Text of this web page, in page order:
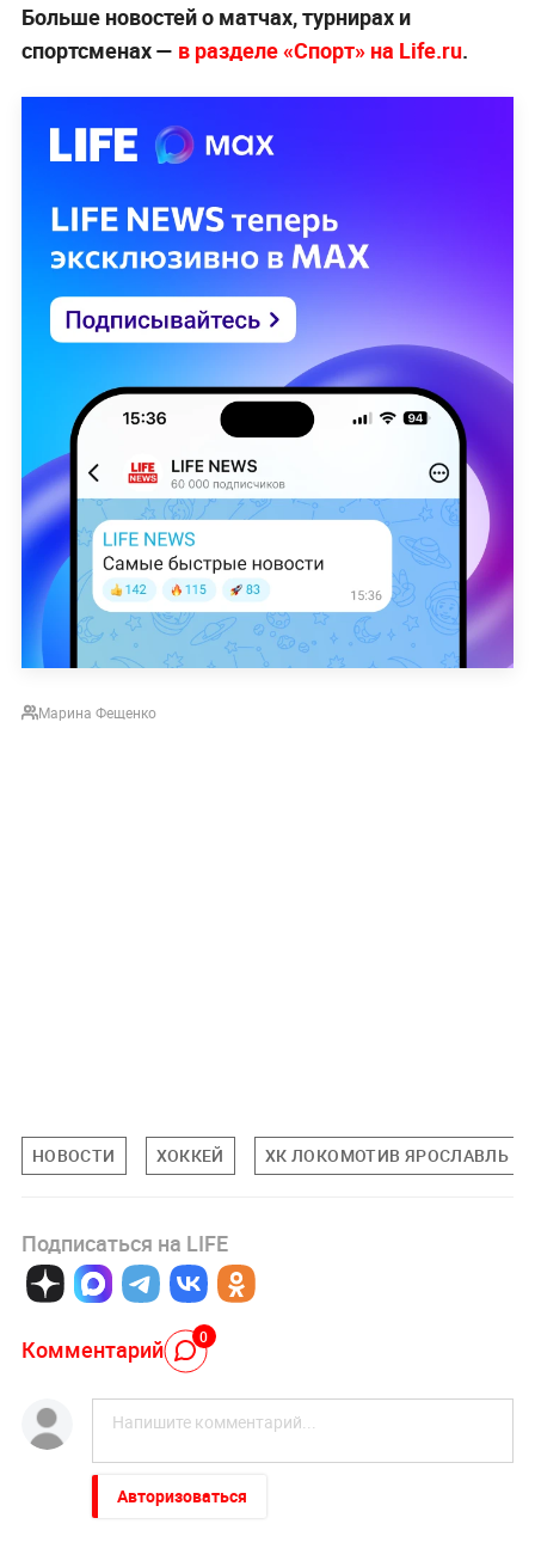
Больше новостей о матчах, турнирах и
спортсменах — в разделе «Спорт» на Life.ru.
Марина Фещенко
НОВОСТИ ХОККЕЙ ХК ЛОКОМОТИВ ЯРОСЛАВЛЬ
Подписаться на LIFE
Комментарий 0
Авторизоваться